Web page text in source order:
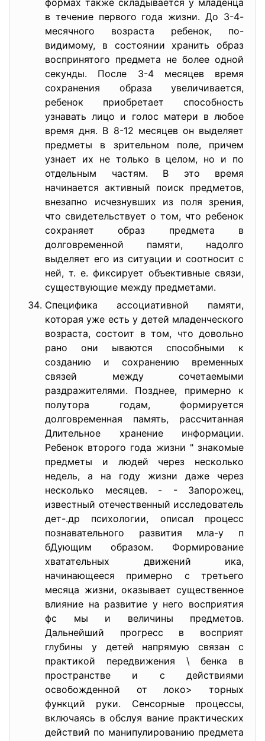
в течение первого года жизни. До 3-4-
месячного возраста ребенок, по-
видимому, в состоянии хранить образ
воспринятого предмета не более одной
секунды. После 3-4 месяцев время
сохранения образа увеличивается,
ребенок приобретает способность
узнавать лицо и голос матери в любое
время дня. В 8-12 месяцев он выделяет
предметы в зрительном поле, причем
узнает их не только в целом, но и по
отдельным частям. В это время
начинается активный поиск предметов,
внезапно исчезнувших из поля зрения,
что свидетельствует о том, что ребенок
сохраняет образ предмета в
долговременной памяти, надолго
выделяет его из ситуации и соотносит с
ней, т. е. фиксирует объективные связи,
существующие между предметами.
Специфика ассоциативной памяти,
которая уже есть у детей младенческого
возраста, состоит в том, что довольно
рано они ываются способными к
созданию и сохранению временных
связей между сочетаемыми
раздражителями. Позднее, примерно к
полутора годам, формируется
долговременная память, рассчитанная
Длительное хранение информации.
Ребенок второго года жизни " знакомые
предметы и людей через несколько
недель, а на году жизни даже через
несколько месяцев. - - Запорожец,
известный отечественный исследователь
дет-.др психологии, описал процесс
познавательного развития мла-у п
бДующим образом. Формирование
хватательных движений ика,
начинающееся примерно с третьего
месяца жизни, оказывает существенное
влияние на развитие у него восприятия
фс мы и величины предметов.
Дальнейший прогресс в восприят
глубины у детей напрямую связан с
практикой передвижения \ бенка в
пространстве и с действиями
освобожденной от локо> торных
функций руки. Сенсорные процессы,
включаясь в обслуя вание практических
действий по манипулированию предмета